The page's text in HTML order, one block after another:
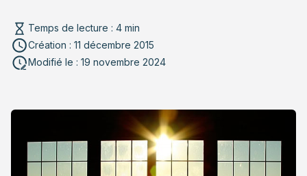
Rechercher un article
Temps de lecture : 4 min
Création : 11 décembre 2015
Modifié le : 19 novembre 2024